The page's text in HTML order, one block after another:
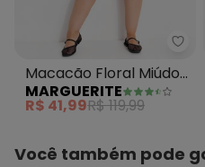
Macacão Floral Miúdo
em Malha Fria
MARGUERITE
R$ 41,99R$ 119,99
Você também pode